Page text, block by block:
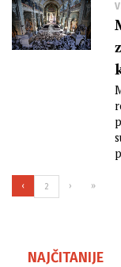
‹ 2 › »
NAJČITANIJE